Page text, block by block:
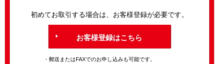
初めてお取引する場合は、お客様登録が必要です。
お客様登録はこちら
・郵送またはFAXでのお申し込みも可能です。